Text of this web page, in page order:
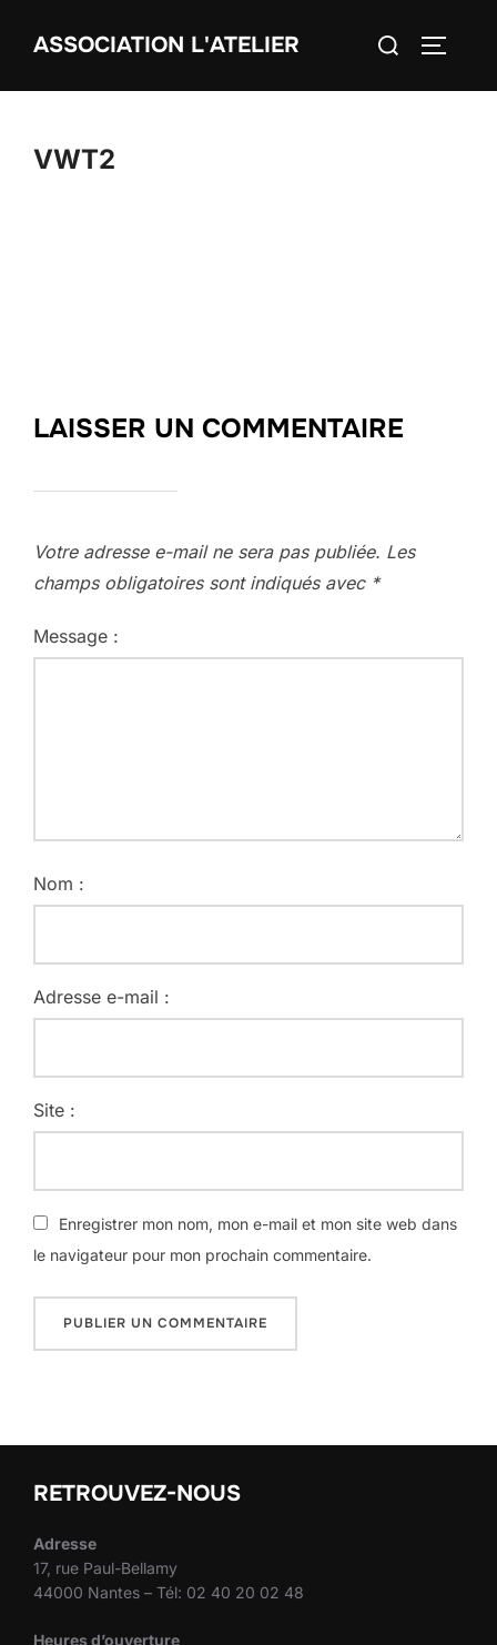
ASSOCIATION L'ATELIER Rechercher :
VWT2
LAISSER UN COMMENTAIRE
Votre adresse e-mail ne sera pas publiée. Les
champs obligatoires sont indiqués avec *
Message :
Nom :
Adresse e-mail :
Site :
Enregistrer mon nom, mon e-mail et mon site web dans
le navigateur pour mon prochain commentaire.
RETROUVEZ-NOUS
Adresse
17, rue Paul-Bellamy
44000 Nantes – Tél: 02 40 20 02 48
Heures d’ouverture